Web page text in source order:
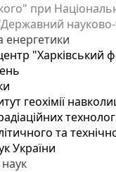
при
науково-
енергетики
"Харківський
геохімії
та
України
наук